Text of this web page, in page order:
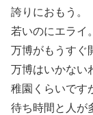
誇りにおもう。
若いのにエライ。
万博がもうすぐ
万博はいかない
稚園くらいです
待ち時間と人が